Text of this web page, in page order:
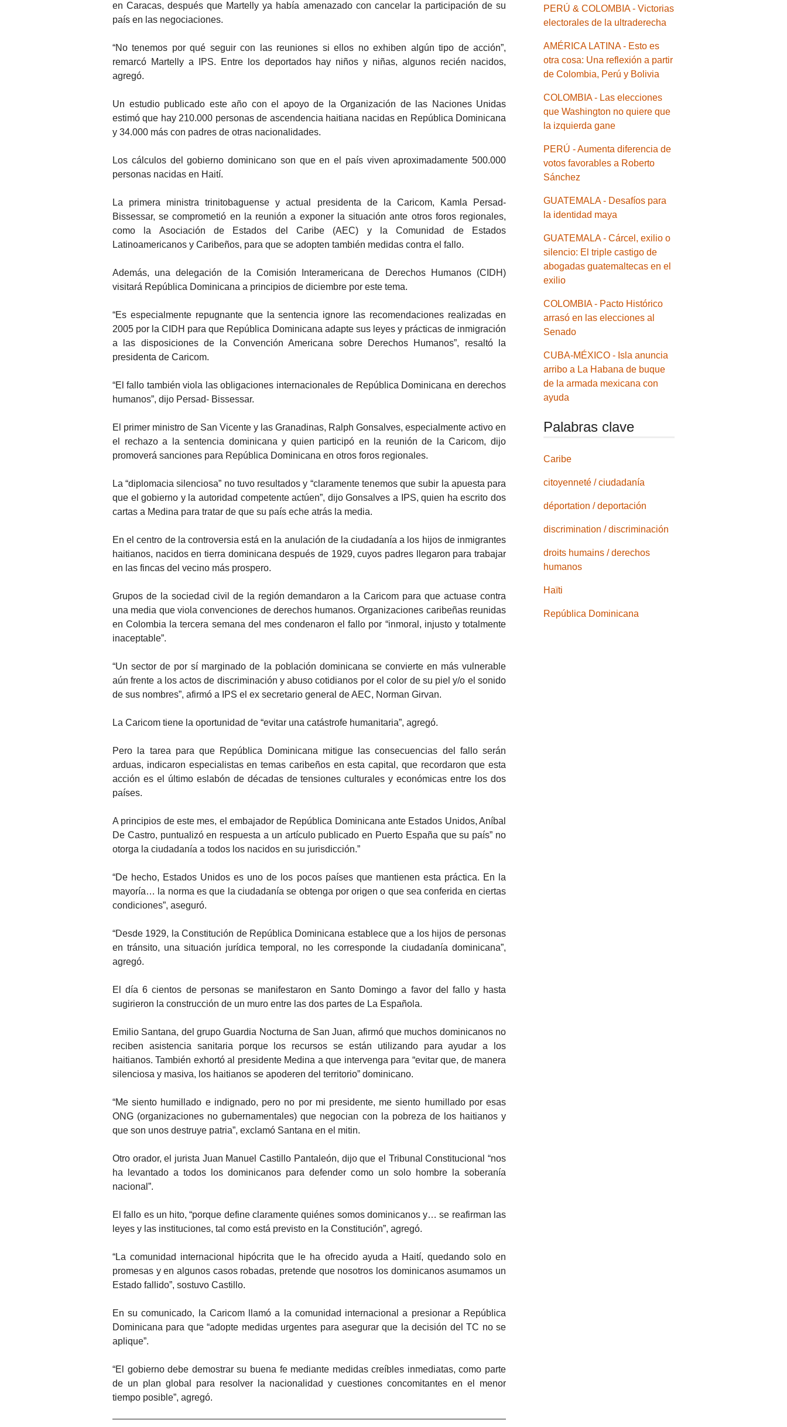
en Caracas, después que Martelly ya había amenazado con cancelar la participación de su
país en las negociaciones.
“No tenemos por qué seguir con las reuniones si ellos no exhiben algún tipo de acción”,
remarcó Martelly a IPS. Entre los deportados hay niños y niñas, algunos recién nacidos,
agregó.
Un estudio publicado este año con el apoyo de la Organización de las Naciones Unidas
estimó que hay 210.000 personas de ascendencia haitiana nacidas en República Dominicana
y 34.000 más con padres de otras nacionalidades.
Los cálculos del gobierno dominicano son que en el país viven aproximadamente 500.000
personas nacidas en Haití.
La primera ministra trinitobaguense y actual presidenta de la Caricom, Kamla Persad-
Bissessar, se comprometió en la reunión a exponer la situación ante otros foros regionales,
como la Asociación de Estados del Caribe (AEC) y la Comunidad de Estados
Latinoamericanos y Caribeños, para que se adopten también medidas contra el fallo.
Además, una delegación de la Comisión Interamericana de Derechos Humanos (CIDH)
visitará República Dominicana a principios de diciembre por este tema.
“Es especialmente repugnante que la sentencia ignore las recomendaciones realizadas en
2005 por la CIDH para que República Dominicana adapte sus leyes y prácticas de inmigración
a las disposiciones de la Convención Americana sobre Derechos Humanos”, resaltó la
presidenta de Caricom.
“El fallo también viola las obligaciones internacionales de República Dominicana en derechos
humanos”, dijo Persad- Bissessar.
El primer ministro de San Vicente y las Granadinas, Ralph Gonsalves, especialmente activo en
el rechazo a la sentencia dominicana y quien participó en la reunión de la Caricom, dijo
promoverá sanciones para República Dominicana en otros foros regionales.
La “diplomacia silenciosa” no tuvo resultados y “claramente tenemos que subir la apuesta para
que el gobierno y la autoridad competente actúen”, dijo Gonsalves a IPS, quien ha escrito dos
cartas a Medina para tratar de que su país eche atrás la media.
En el centro de la controversia está en la anulación de la ciudadanía a los hijos de inmigrantes
haitianos, nacidos en tierra dominicana después de 1929, cuyos padres llegaron para trabajar
en las fincas del vecino más prospero.
Grupos de la sociedad civil de la región demandaron a la Caricom para que actuase contra
una media que viola convenciones de derechos humanos. Organizaciones caribeñas reunidas
en Colombia la tercera semana del mes condenaron el fallo por “inmoral, injusto y totalmente
inaceptable”.
“Un sector de por sí marginado de la población dominicana se convierte en más vulnerable
aún frente a los actos de discriminación y abuso cotidianos por el color de su piel y/o el sonido
de sus nombres”, afirmó a IPS el ex secretario general de AEC, Norman Girvan.
La Caricom tiene la oportunidad de “evitar una catástrofe humanitaria”, agregó.
Pero la tarea para que República Dominicana mitigue las consecuencias del fallo serán
arduas, indicaron especialistas en temas caribeños en esta capital, que recordaron que esta
acción es el último eslabón de décadas de tensiones culturales y económicas entre los dos
países.
A principios de este mes, el embajador de República Dominicana ante Estados Unidos, Aníbal
De Castro, puntualizó en respuesta a un artículo publicado en Puerto España que su país” no
otorga la ciudadanía a todos los nacidos en su jurisdicción.”
“De hecho, Estados Unidos es uno de los pocos países que mantienen esta práctica. En la
mayoría… la norma es que la ciudadanía se obtenga por origen o que sea conferida en ciertas
condiciones”, aseguró.
“Desde 1929, la Constitución de República Dominicana establece que a los hijos de personas
en tránsito, una situación jurídica temporal, no les corresponde la ciudadanía dominicana”,
agregó.
El día 6 cientos de personas se manifestaron en Santo Domingo a favor del fallo y hasta
sugirieron la construcción de un muro entre las dos partes de La Española.
Emilio Santana, del grupo Guardia Nocturna de San Juan, afirmó que muchos dominicanos no
reciben asistencia sanitaria porque los recursos se están utilizando para ayudar a los
haitianos. También exhortó al presidente Medina a que intervenga para “evitar que, de manera
silenciosa y masiva, los haitianos se apoderen del territorio” dominicano.
“Me siento humillado e indignado, pero no por mi presidente, me siento humillado por esas
ONG (organizaciones no gubernamentales) que negocian con la pobreza de los haitianos y
que son unos destruye patria”, exclamó Santana en el mitin.
Otro orador, el jurista Juan Manuel Castillo Pantaleón, dijo que el Tribunal Constitucional “nos
ha levantado a todos los dominicanos para defender como un solo hombre la soberanía
nacional”.
El fallo es un hito, “porque define claramente quiénes somos dominicanos y… se reafirman las
leyes y las instituciones, tal como está previsto en la Constitución”, agregó.
“La comunidad internacional hipócrita que le ha ofrecido ayuda a Haití, quedando solo en
promesas y en algunos casos robadas, pretende que nosotros los dominicanos asumamos un
Estado fallido”, sostuvo Castillo.
En su comunicado, la Caricom llamó a la comunidad internacional a presionar a República
Dominicana para que “adopte medidas urgentes para asegurar que la decisión del TC no se
aplique”.
“El gobierno debe demostrar su buena fe mediante medidas creíbles inmediatas, como parte
de un plan global para resolver la nacionalidad y cuestiones concomitantes en el menor
tiempo posible”, agregó.
PERÚ & COLOMBIA - Victorias
electorales de la ultraderecha
AMÉRICA LATINA - Esto es
otra cosa: Una reflexión a partir
de Colombia, Perú y Bolivia
COLOMBIA - Las elecciones
que Washington no quiere que
la izquierda gane
PERÚ - Aumenta diferencia de
votos favorables a Roberto
Sánchez
GUATEMALA - Desafíos para
la identidad maya
GUATEMALA - Cárcel, exilio o
silencio: El triple castigo de
abogadas guatemaltecas en el
exilio
COLOMBIA - Pacto Histórico
arrasó en las elecciones al
Senado
CUBA-MÉXICO - Isla anuncia
arribo a La Habana de buque
de la armada mexicana con
ayuda
Palabras clave
Caribe
citoyenneté / ciudadanía
déportation / deportación
discrimination / discriminación
droits humains / derechos
humanos
Haïti
República Dominicana